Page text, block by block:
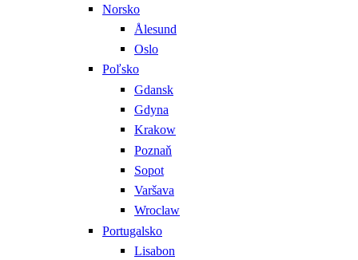
Norsko
Ålesund
Oslo
Poľsko
Gdansk
Gdyna
Krakow
Poznaň
Sopot
Varšava
Wroclaw
Portugalsko
Lisabon